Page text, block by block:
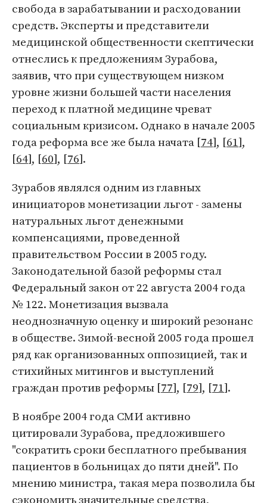
свобода в зарабатывании и расходовании
средств. Эксперты и представители
медицинской общественности скептически
отнеслись к предложениям Зурабова,
заявив, что при существующем низком
уровне жизни большей части населения
переход к платной медицине чреват
социальным кризисом. Однако в начале 2005
года реформа все же была начата [74], [61],
[64], [60], [76].
Зурабов являлся одним из главных
инициаторов монетизации льгот - замены
натуральных льгот денежными
компенсациями, проведенной
правительством России в 2005 году.
Законодательной базой реформы стал
Федеральный закон от 22 августа 2004 года
№ 122. Монетизация вызвала
неоднозначную оценку и широкий резонанс
в обществе. Зимой-весной 2005 года прошел
ряд как организованных оппозицией, так и
стихийных митингов и выступлений
граждан против реформы [77], [79], [71].
В ноябре 2004 года СМИ активно
цитировали Зурабова, предложившего
"сократить сроки бесплатного пребывания
пациентов в больницах до пяти дней". По
мнению министра, такая мера позволила бы
сэкономить значительные средства,